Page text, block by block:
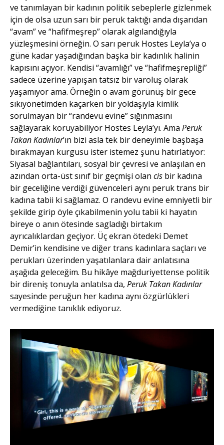
ve tanımlayan bir kadının politik sebeplerle gizlenmek
için de olsa uzun sarı bir peruk taktığı anda dışarıdan
“avam” ve “hafifmeşrep” olarak algılandığıyla
yüzleşmesini örneğin. O sarı peruk Hostes Leyla’ya o
güne kadar yaşadığından başka bir kadınlık halinin
kapısını açıyor. Kendisi “avamlığı” ve “hafifmeşrepliği”
sadece üzerine yapışan tatsız bir varoluş olarak
yaşamıyor ama. Örneğin o avam görünüş bir gece
sıkıyönetimden kaçarken bir yoldaşıyla kimlik
sorulmayan bir “randevu evine” sığınmasını
sağlayarak koruyabiliyor Hostes Leyla’yı. Ama Peruk
Takan Kadınlar’ın bizi asla tek bir deneyimle başbaşa
bırakmayan kurgusu ister istemez şunu hatırlatıyor:
Siyasal bağlantıları, sosyal bir çevresi ve anlaşılan en
azından orta-üst sınıf bir geçmişi olan cis bir kadına
bir geceliğine verdiği güvenceleri aynı peruk trans bir
kadına tabii ki sağlamaz. O randevu evine emniyetli bir
şekilde girip öyle çıkabilmenin yolu tabii ki hayatın
bireye o anın ötesinde sagladığı birtakım
ayrıcalıklardan geçiyor. Üç ekran ötedeki Demet
Demir’in kendisine ve diğer trans kadınlara saçları ve
perukları üzerinden yaşatılanlara dair anlatısına
aşağıda geleceğim. Bu hikâye mağduriyettense politik
bir direniş tonuyla anlatılsa da, Peruk Takan Kadınlar
sayesinde peruğun her kadına aynı özgürlükleri
vermediğine tanıklık ediyoruz.